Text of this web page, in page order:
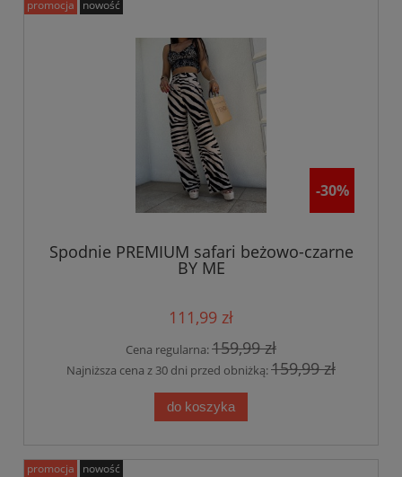
-30%
Spodnie PREMIUM safari beżowo-czarne
BY ME
111,99 zł
Cena regularna:159,99 zł
Najniższa cena z 30 dni przed obniżką:159,99 zł
do koszyka
promocja nowość
promocja nowość